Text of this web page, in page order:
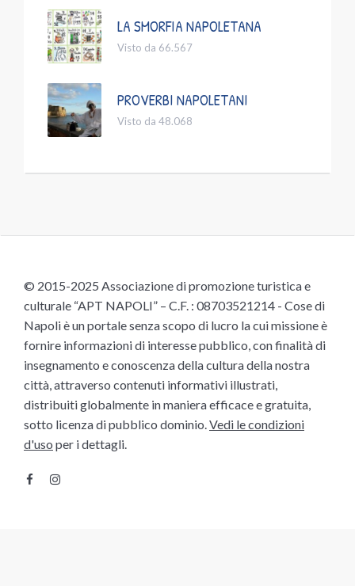
LA SMORFIA NAPOLETANA
Visto da 66.567
PROVERBI NAPOLETANI
Visto da 48.068
© 2015-2025 Associazione di promozione turistica e
culturale “APT NAPOLI” – C.F. : 08703521214 - Cose di
Napoli è un portale senza scopo di lucro la cui missione è
fornire informazioni di interesse pubblico, con finalità di
insegnamento e conoscenza della cultura della nostra
città, attraverso contenuti informativi illustrati,
distribuiti globalmente in maniera efficace e gratuita,
sotto licenza di pubblico dominio. Vedi le condizioni
d'uso per i dettagli.